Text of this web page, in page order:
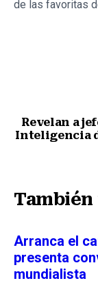
de las favoritas
Revelan a
Inteligencia
Arranca el
presenta
mundialista